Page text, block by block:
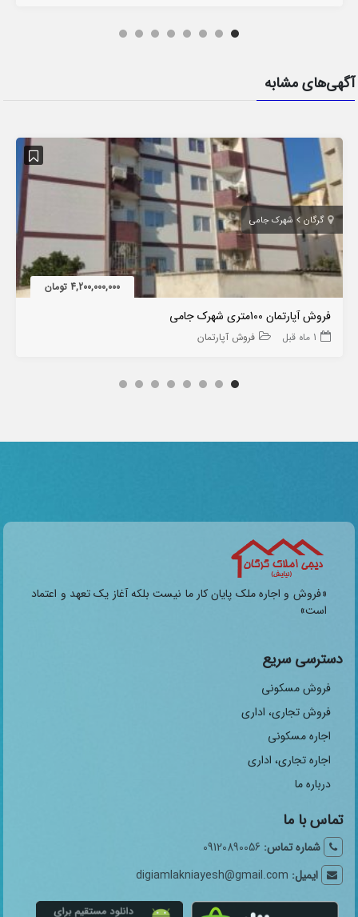
آگهی‌های مشابه
گرگان شهرک جامی
4,200,000,000 تومان
فروش آپارتمان 100متری شهرک جامی
1 ماه قبل فروش آپارتمان
«فروش و اجاره ملک پایان کار ما نیست بلکه آغاز یک تعهد و اعتماد
است»
دسترسی سریع
فروش مسکونی
فروش تجاری، اداری
اجاره مسکونی
اجاره تجاری، اداری
درباره ما
تماس با ما
شماره تماس: 09120890056
ایمیل: digiamlakniayesh@gmail.com